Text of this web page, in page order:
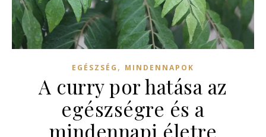
EGÉSZSÉG , MINDENNAPOK
A curry por hatása az
egészségre és a
mindennapi életre